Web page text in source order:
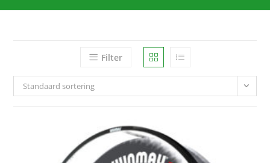
Filter
Standaard sortering